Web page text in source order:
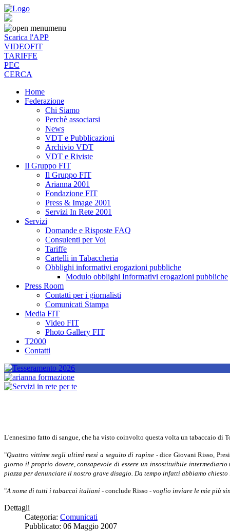
menu
Scarica l'APP
VIDEOFIT
TARIFFE
PEC
CERCA
Home
Federazione
Chi Siamo
Perchè associarsi
News
VDT e Pubblicazioni
Archivio VDT
VDT e Riviste
Il Gruppo FIT
Il Gruppo FIT
Arianna 2001
Fondazione FIT
Press & Image 2001
Servizi In Rete 2001
Servizi
Domande e Risposte FAQ
Consulenti per Voi
Tariffe
Cartelli in Tabaccheria
Obblighi informativi erogazioni pubbliche
Modulo obblighi Informativi erogazioni pubbliche
Press Room
Contatti per i giornalisti
Comunicati Stampa
Media FIT
Video FIT
Photo Gallery FIT
T2000
Contatti
L'ennesimo fatto di sangue, che ha visto coinvolto questa volta un tabaccaio
"Quattro vittime negli ultimi mesi a seguito di rapine- dice Giovani Risso,
giorno il proprio dovere, consapevole di essere un insostituibile
piazza per denunciare il nostro grave disagio. Da tempo infatti abbiamo
"A nome di tutti i tabaccai italiani - conclude Risso - voglio inviare le mie più
Dettagli
Categoria: Comunicati
Pubblicato: 06 Maggio 2007